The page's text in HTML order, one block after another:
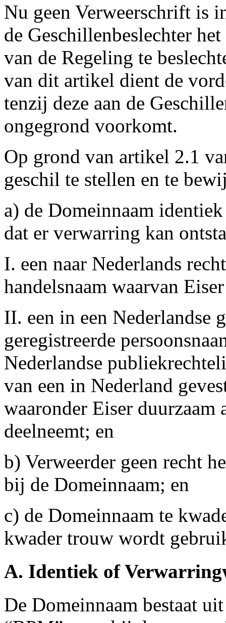
Nu geen Verweerschrift is
de Geschillenbeslechter
van de Regeling te
van dit artikel dient de
tenzij deze aan de
ongegrond voorkomt.
Op grond van artikel 2.1
geschil te stellen en te
a) de Domeinnaam
dat er verwarring kan
I. een naar Nederlands
handelsnaam waarvan
II. een in een Nederlandse
geregistreerde
Nederlandse
van een in Nederland
waaronder Eiser duurzaam
deelneemt; en
b) Verweerder geen recht
bij de Domeinnaam; en
c) de Domeinnaam te
kwader trouw wordt
A. Identiek of
De Domeinnaam bestaat